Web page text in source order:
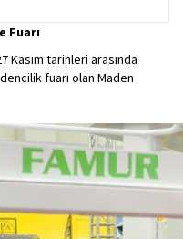
Fuarı
Kasım tarihleri arasında
fuarı olan Maden